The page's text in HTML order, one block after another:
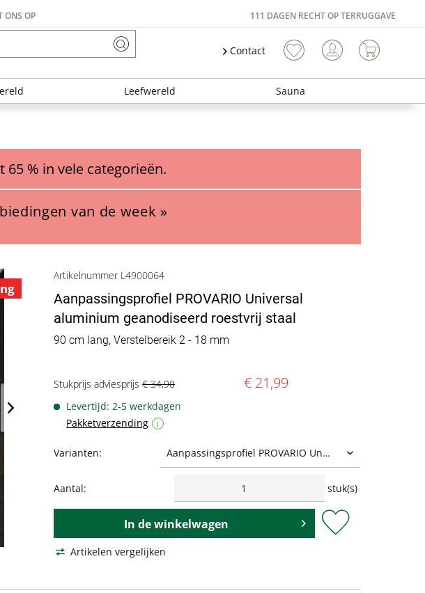
ONS OP 111 DAGEN RECHT OP TERRUGGAVE
Contact
Leefwereld Sauna
% in vele categorieën.
van de week »
Artikelnummer L4900064
Aanpassingsprofiel PROVARIO Universal
aluminium geanodiseerd roestvrij staal
90 cm lang, Verstelbereik 2 - 18 mm
Stukprijs adviesprijs€ 34,90 € 21,99
Levertijd: 2-5 werkdagen
Pakketverzending
i
Varianten:
Aantal: stuk(s)
In de winkelwagen
Artikelen vergelijken